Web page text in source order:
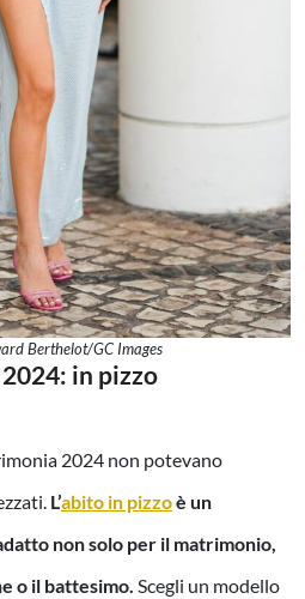
Berthelot/GC Images
in pizzo
2024 non potevano
L’abito in pizzoè un
non solo per il matrimonio,
o il battesimo. Scegli un modello